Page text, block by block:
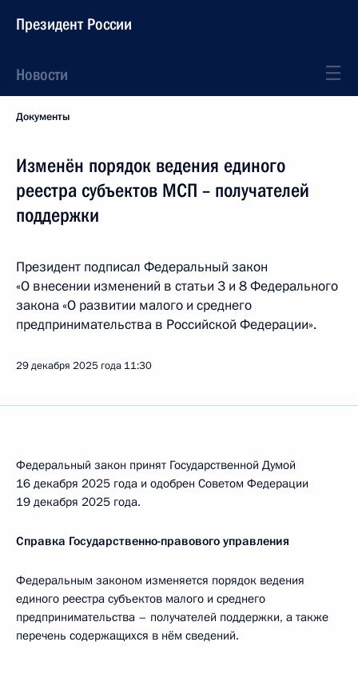
Президент России
Новости
Документы
Изменён порядок ведения единого
реестра субъектов МСП – получателей
поддержки
Президент подписал Федеральный закон
«О внесении изменений в статьи 3 и 8 Федерального
закона «О развитии малого и среднего
предпринимательства в Российской Федерации».
29 декабря 2025 года 11:30
Федеральный закон принят Государственной Думой
16 декабря 2025 года и одобрен Советом Федерации
19 декабря 2025 года.
Справка Государственно-правового управления
Федеральным законом изменяется порядок ведения
единого реестра субъектов малого и среднего
предпринимательства – получателей поддержки, а также
перечень содержащихся в нём сведений.